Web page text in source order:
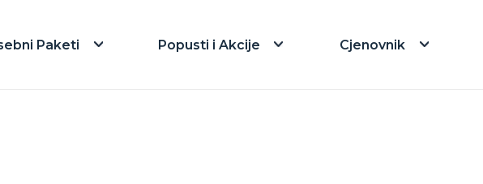
Paketi Popusti i Akcije Cjenovnik